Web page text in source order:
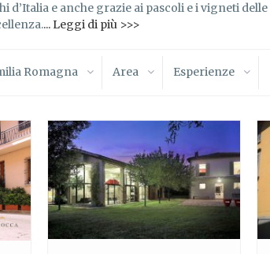
d’Italia e anche grazie ai pascoli e i vigneti
... Leggi di più >>>
Romagna Area Esperienze